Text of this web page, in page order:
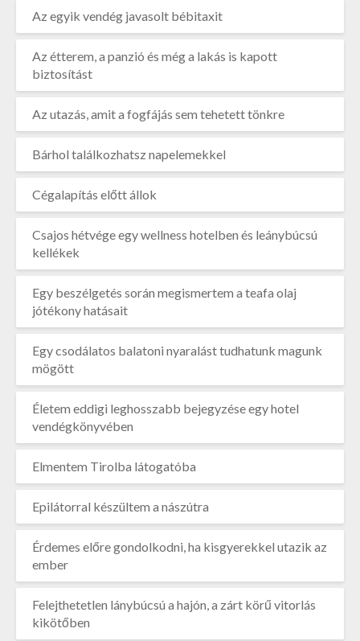
Az egyik vendég javasolt bébitaxit
Az étterem, a panzió és még a lakás is kapott
biztosítást
Az utazás, amit a fogfájás sem tehetett tönkre
Bárhol találkozhatsz napelemekkel
Cégalapítás előtt állok
Csajos hétvége egy wellness hotelben és leánybúcsú
kellékek
Egy beszélgetés során megismertem a teafa olaj
jótékony hatásait
Egy csodálatos balatoni nyaralást tudhatunk magunk
mögött
Életem eddigi leghosszabb bejegyzése egy hotel
vendégkönyvében
Elmentem Tirolba látogatóba
Epilátorral készültem a nászútra
Érdemes előre gondolkodni, ha kisgyerekkel utazik az
ember
Felejthetetlen lánybúcsú a hajón, a zárt körű vitorlás
kikötőben